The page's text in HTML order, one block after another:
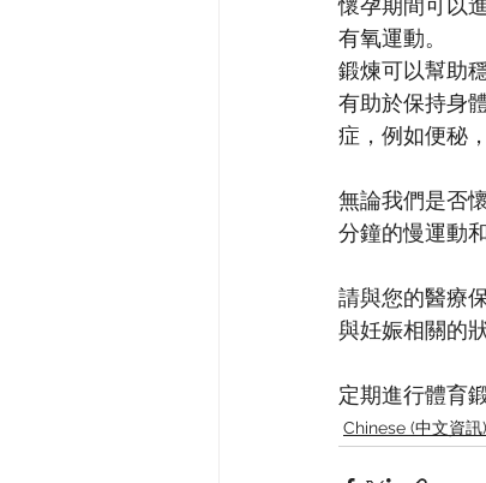
懷孕期間可以
有氧運動。
鍛煉可以幫助
有助於保持身
症，例如便秘
無論我們是否
分鐘的慢運動
請與您的醫療
與妊娠相關的
定期進行體育
Chinese (中文資訊)